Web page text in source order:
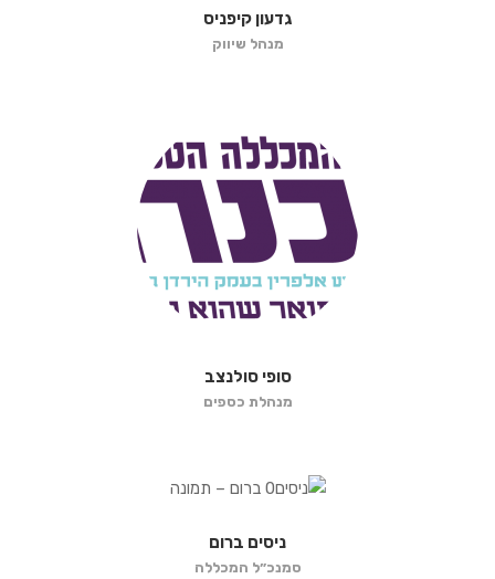
גדעון קיפניס
מנהל שיווק
סופי סולנצב
מנהלת כספים
ניסים ברום
סמנכ״ל המכללה